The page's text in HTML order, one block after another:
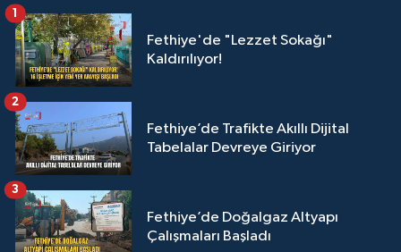
Fethiye'de "Lezzet Sokağı"
Kaldırılıyor!
1
Fethiye’de Trafikte Akıllı Dijital
Tabelalar Devreye Giriyor
2
Fethiye’de Doğalgaz Altyapı
Çalışmaları Başladı
3